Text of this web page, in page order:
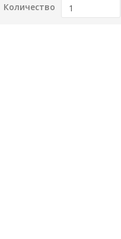
Количество